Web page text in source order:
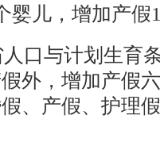
婴儿，增加产假
口与计划生育
外，增加产假
、产假、护理